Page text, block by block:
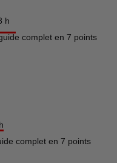
h
complet en 7 points
complet en 7 points